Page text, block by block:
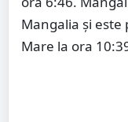
Mangalia și este
Mare la ora